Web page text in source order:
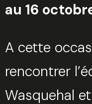
au 16
A cette
rencontrer
Wasquehal